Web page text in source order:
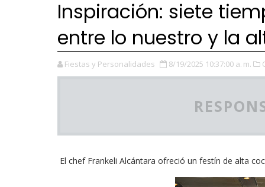
Inspiración: siete
entre lo nuestro y la
Fiestas y Personalidades 8/19/2025 10:37:00 a. m.
El chef Frankeli Alcántara ofreció un festín de alta